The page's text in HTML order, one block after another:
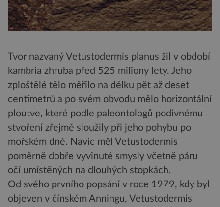
Tvor nazvaný Vetustodermis planus žil v období
kambria zhruba před 525 miliony lety. Jeho
zploštělé tělo měřilo na délku pět až deset
centimetrů a po svém obvodu mělo horizontální
ploutve, které podle paleontologů podivnému
stvoření zřejmě sloužily při jeho pohybu po
mořském dně. Navíc měl Vetustodermis
poměrně dobře vyvinuté smysly včetně páru
očí umístěných na dlouhých stopkách.
Od svého prvního popsání v roce 1979, kdy byl
objeven v čínském Anningu, Vetustodermis